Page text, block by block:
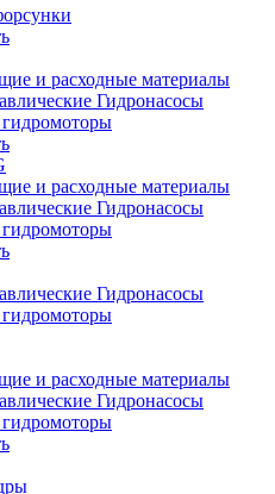
и расходные материалы
Гидронасосы
и расходные материалы
Гидронасосы
Гидронасосы
и расходные материалы
Гидронасосы